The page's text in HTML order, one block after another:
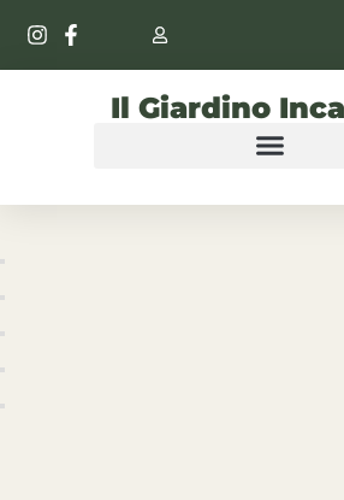
Il Giardino